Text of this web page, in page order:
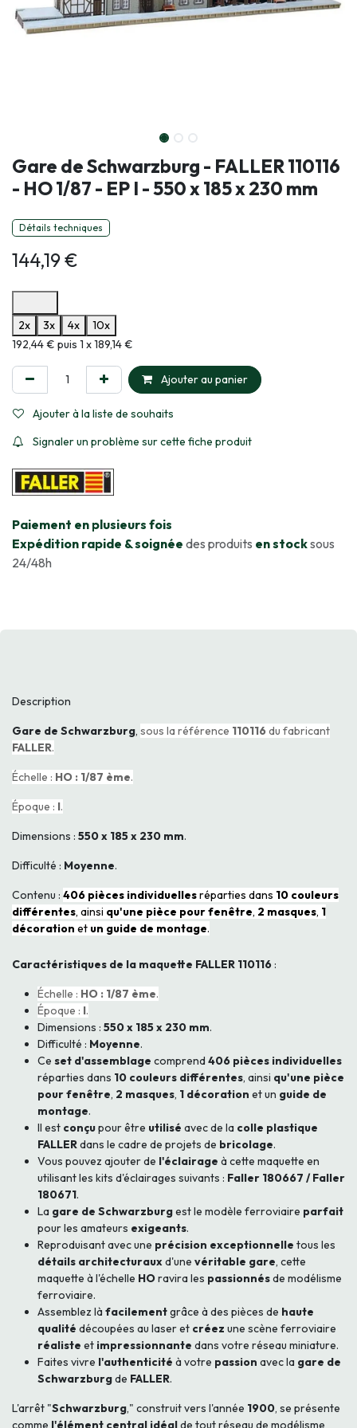
Gare de Schwarzburg - FALLER 110116
- HO 1/87 - EP I - 550 x 185 x 230 mm
Détails techniques
144,19€
2x
3x 4x
10x
Informations sur le plan de paiement sélectionné
192,44 € puis 1 x 189,14 €
Ajouter au panier
Ajouter à la liste de souhaits
Signaler un problème sur cette fiche produit
​Paiement en plusieurs fois
Expédition rapide & soignée des produits en stocksous
24/48h
Description
Gare de Schwarzburg, sous la référence 110116du fabricant
FALLER.
Échelle : HO : 1/87 ème.
Époque : I.
Dimensions : 550 x 185 x 230 mm.
Difficulté : Moyenne.
Contenu : 406 pièces individuellesréparties dans 10 couleurs
différentes, ainsi qu'une pièce pour fenêtre, 2 masques, 1
décoration et un guide de montage.
Caractéristiques de la maquette FALLER 110116 :
Échelle : HO : 1/87 ème.
Époque : I.
Dimensions : 550 x 185 x 230 mm.
Difficulté : Moyenne.
Ce set d'assemblage comprend 406 pièces individuelles
réparties dans 10 couleurs différentes, ainsi qu'une pièce
pour fenêtre, 2 masques, 1 décoration et un guide de
montage.
Il est conçupour être utilisé avec de la colle plastique
FALLERdans le cadre de projets de bricolage.
Vous pouvez ajouter de l'éclairage à cette maquette en
utilisant les kits d'éclairages suivants : Faller 180667 / Faller
180671.
La gare de Schwarzburgest le modèle ferroviaire parfait
pour les amateurs exigeants.
Reproduisant avec une précision exceptionnelle tous les
détails architecturauxd'une véritable gare, cette
maquette à l'échelle HOravira les passionnésde modélisme
ferroviaire.
Assemblez là facilementgrâce à des pièces de haute
qualité découpées au laser et créez une scène ferroviaire
réaliste et impressionnante dans votre réseau miniature.
Faites vivre l'authenticité à votre passion avec la gare de
Schwarzburgde FALLER.
L'arrêt "Schwarzburg," construit vers l'année 1900, se présente
comme l'élément central idéalde tout réseau de modélisme